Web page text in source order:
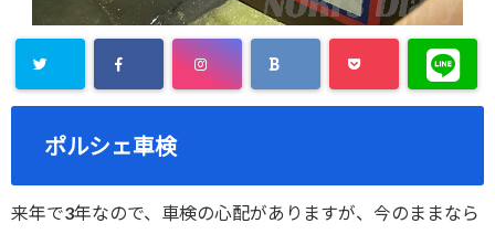
ポルシェ車検
来年で3年なので、車検の心配がありますが、今のままなら